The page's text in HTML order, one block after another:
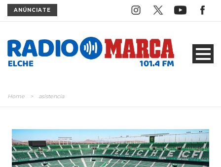
ANÚNCIATE
Home > asistencia